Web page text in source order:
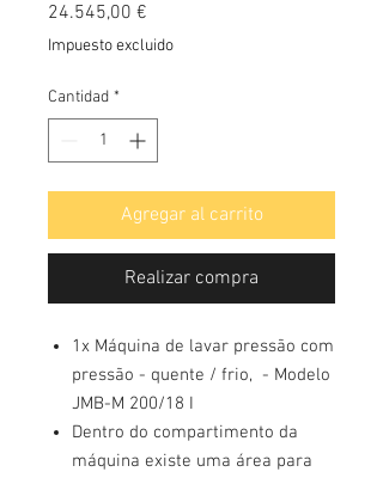
24.545,00 €
Impuesto excluido
Cantidad *
Agregar al carrito
Realizar compra
1x Máquina de lavar pressão com
pressão - quente / frio, - Modelo
JMB-M 200/18 I
Dentro do compartimento da
máquina existe uma área para